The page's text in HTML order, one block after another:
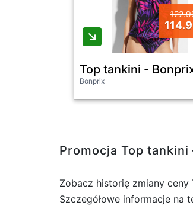
Top tankini -
Bonprix
Promocja Top tankini
Zobacz historię zmiany ceny
Szczegółowe informacje na